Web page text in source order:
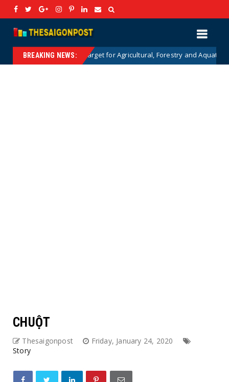
BREAKING NEWS:
Billion USD Target for Agricultural, Forestry and Aquatic Exports:
CHUỘT
Thesaigonpost
Friday, January 24, 2020
Story